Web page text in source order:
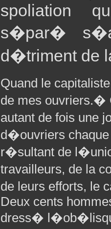
spoliation
s�par�
d�triment de
Quand le
de mes
autant de fois
d�ouvriers chaque
r�sultant de
travailleurs, de la
de leurs efforts, le
Deux cents
dress�